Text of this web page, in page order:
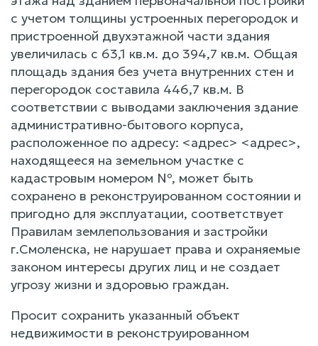
с учетом толщины устроенных перегородок и
пристроенной двухэтажной части здания
увеличилась с 63,1 кв.м. до 394,7 кв.м. Общая
площадь здания без учета внутренних стен и
перегородок составила 446,7 кв.м. В
соответствии с выводами заключения здание
административно-бытового корпуса,
расположенное по адресу: <адрес> <адрес>,
находящееся на земельном участке с
кадастровым номером №, может быть
сохранено в реконструированном состоянии и
пригодно для эксплуатации, соответствует
Правилам землепользования и застройки
г.Смоленска, не нарушает права и охраняемые
законом интересы других лиц и не создает
угрозу жизни и здоровью граждан.
Просит сохранить указанный объект
недвижимости в реконструированном